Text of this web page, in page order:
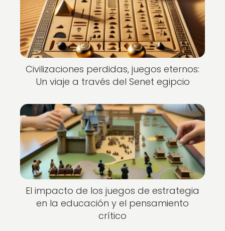
Civilizaciones perdidas, juegos eternos:
Un viaje a través del Senet egipcio
El impacto de los juegos de estrategia
en la educación y el pensamiento
crítico